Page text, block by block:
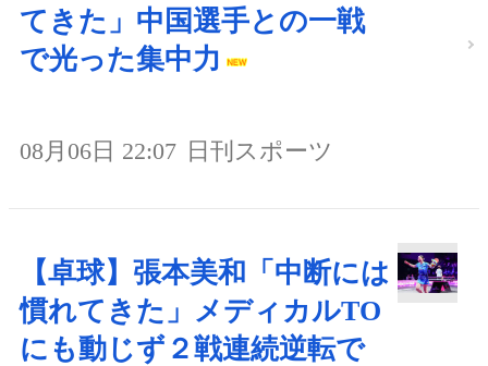
てきた」中国選手との一戦
で光った集中力
08月06日 22:07 日刊スポーツ
【卓球】張本美和「中断には
慣れてきた」メディカルTO
にも動じず２戦連続逆転で